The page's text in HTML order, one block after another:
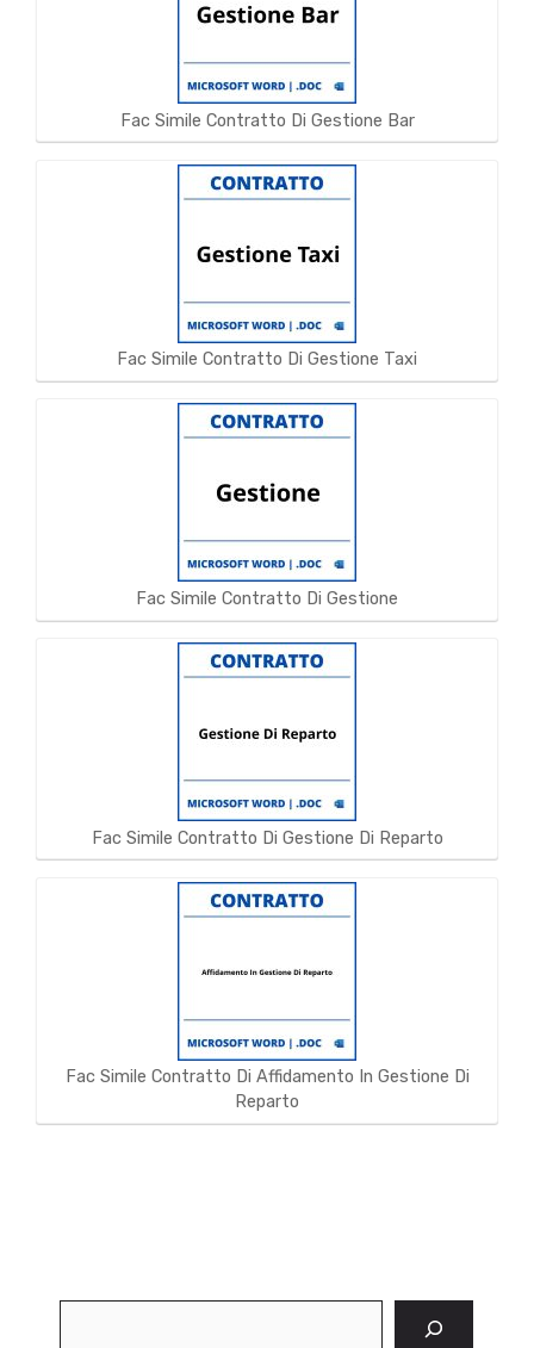
Fac Simile Contratto Di Gestione Bar
Fac Simile Contratto Di Gestione Taxi
Fac Simile Contratto Di Gestione
Fac Simile Contratto Di Gestione Di Reparto
Fac Simile Contratto Di Affidamento In Gestione Di
Reparto